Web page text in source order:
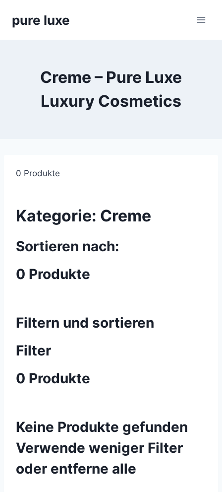
pure luxe
Creme – Pure Luxe
Luxury Cosmetics
0 Produkte
Kategorie: Creme
Sortieren nach:
0 Produkte
Filtern und sortieren
Filter
0 Produkte
Keine Produkte gefunden
Verwende weniger Filter
oder entferne alle